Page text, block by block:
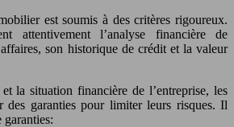
est soumis à des critères rigoureux.
attentivement l’analyse financière de
son historique de crédit et la valeur
la situation financière de l’entreprise, les
des garanties pour limiter leurs risques. Il
garanties: